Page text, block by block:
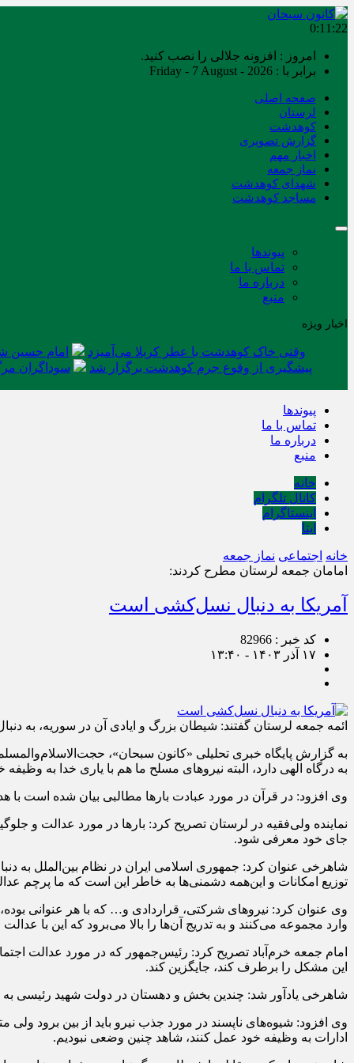
0:11:23
امروز : افزونه جلالی را نصب کنید.
برابر با : Friday - 7 August - 2026
صفحه اصلی
لرستان
کوهدشت
گزارش تصویری
اخبار مهم
نماز جمعه
شهدای کوهدشت
مساجد کوهدشت
پیوندها
تماس با ما
درباره ما
منبع
اخبار ویژه
وقتی خاک کوهدشت با عطر کربلا می‌آمیزد
امام حسین
پیشگیری از وقوع جرم کوهدشت برگزار شد
سوداگران
پیوندها
تماس با ما
درباره ما
منبع
خانه
کانال تلگرام
اینستاگرام
ایتا
خانه اجتماعی نماز جمعه
امامان جمعه لرستان مطرح کردند:
آمریکا به دنبال نسل‌کشی است
کد خبر : 82966
۱۷ آذر ۱۴۰۳ - ۱۳:۴۰
ائمه جمعه لرستان گفتند: شیطان بزرگ و ایادی آن در سوریه، به
به گزارش پایگاه خبری تحلیلی «کانون سبحان»،
به درگاه الهی دارد، البته نیروهای مسلح ما هم با یاری خدا به
وی افزود: در قرآن در مورد عبادت بارها مطالبی بیان شده است با
نماینده ولی‌فقیه در لرستان تصریح کرد: بارها در مورد
جای خود معرفی شود.
شاهرخی عنوان کرد: جمهوری اسلامی ایران در نظام بین‌الملل به
توزیع امکانات و این‌همه دشمنی‌ها به خاطر این است که ما پرچم
وی عنوان کرد: نیروهای شرکتی، قراردادی و… که با هر عنوانی
وارد مجموعه می‌کنند و به تدریج آن‌ها را بالا می‌برود که این با
امام جمعه خرم‌آباد تصریح کرد: رئیس‌جمهور که در مورد عدالت
این مشکل را برطرف کند، جایگزین کند.
شاهرخی یادآور شد: چندین بخش و دهستان در دولت شهید رئیسی
وی افزود: شیوه‌های ناپسند در مورد جذب نیرو باید از بین برود
ادارات به وظیفه خود عمل کنند، شاهد چنین وضعی نبودیم.